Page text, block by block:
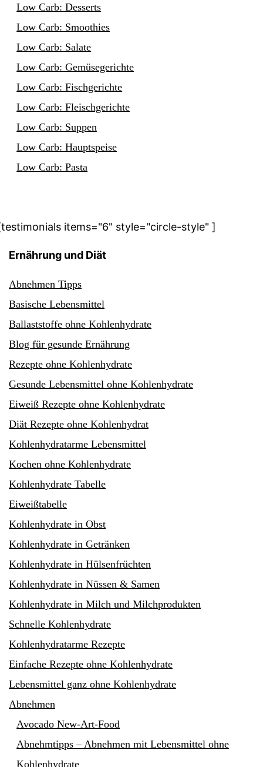
Low Carb: Desserts
Low Carb: Smoothies
Low Carb: Salate
Low Carb: Gemüsegerichte
Low Carb: Fischgerichte
Low Carb: Fleischgerichte
Low Carb: Suppen
Low Carb: Hauptspeise
Low Carb: Pasta
items="6" style="circle-style" ]
Ernährung und Diät
Abnehmen Tipps
Basische Lebensmittel
Ballaststoffe ohne Kohlenhydrate
Blog für gesunde Ernährung
Rezepte ohne Kohlenhydrate
Gesunde Lebensmittel ohne Kohlenhydrate
Eiweiß Rezepte ohne Kohlenhydrate
Diät Rezepte ohne Kohlenhydrat
Kohlenhydratarme Lebensmittel
Kochen ohne Kohlenhydrate
Kohlenhydrate Tabelle
Eiweißtabelle
Kohlenhydrate in Obst
Kohlenhydrate in Getränken
Kohlenhydrate in Hülsenfrüchten
Kohlenhydrate in Nüssen & Samen
Kohlenhydrate in Milch und Milchprodukten
Schnelle Kohlenhydrate
Kohlenhydratarme Rezepte
Einfache Rezepte ohne Kohlenhydrate
Lebensmittel ganz ohne Kohlenhydrate
Abnehmen
Avocado New-Art-Food
Abnehmtipps – Abnehmen mit Lebensmittel ohne
Kohlenhydrate